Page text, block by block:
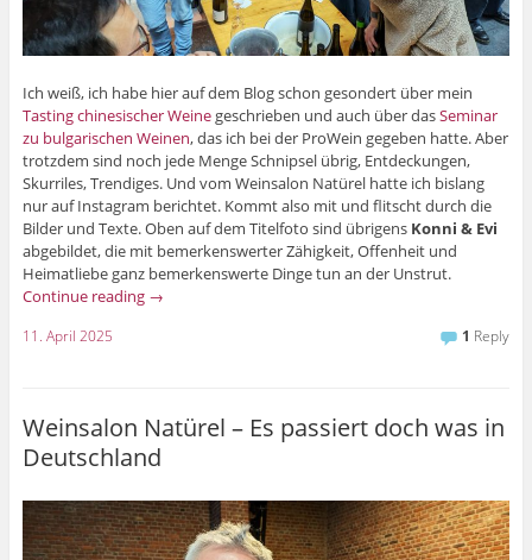
Ich weiß, ich habe hier auf dem Blog schon gesondert über mein
Tasting chinesischer Weinegeschrieben und auch über dasSeminar
zu bulgarischen Weinen, das ich bei der ProWein gegeben hatte. Aber
trotzdem sind noch jede Menge Schnipsel übrig, Entdeckungen,
Skurriles, Trendiges. Und vom Weinsalon Natürel hatte ich bislang
nur auf Instagram berichtet. Kommt also mit und flitscht durch die
Bilder und Texte. Oben auf dem Titelfoto sind übrigens Konni & Evi
abgebildet, die mit bemerkenswerter Zähigkeit, Offenheit und
Heimatliebe ganz bemerkenswerte Dinge tun an der Unstrut.
Continue reading →
11. April 2025 1 Reply
Weinsalon Natürel – Es passiert doch was in
Deutschland